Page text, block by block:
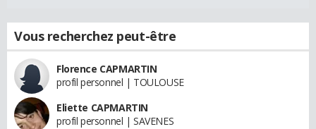
Vous recherchez peut-être
Florence CAPMARTIN
profil personnel | TOULOUSE
Eliette CAPMARTIN
profil personnel | SAVENES